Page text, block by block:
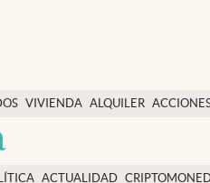
VIVIENDA ALQUILER
ACTUALIDAD